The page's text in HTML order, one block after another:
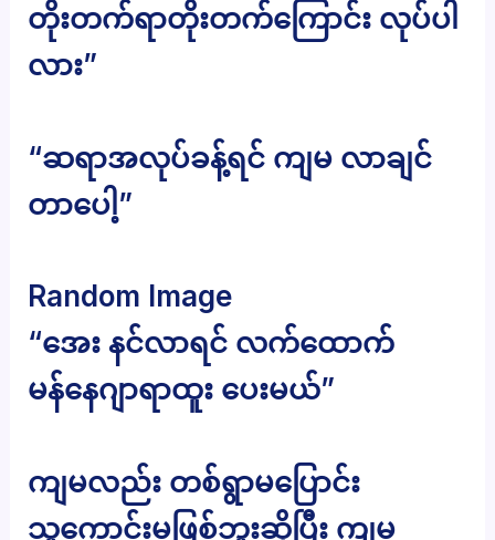
တိုးတက်ရာတိုးတက်ကြောင်း လုပ်ပါ
လား”
“ဆရာအလုပ်ခန့်ရင် ကျမ လာချင်
တာပေါ့”
Random Image
“အေး နင်လာရင် လက်ထောက်
မန်နေဂျာရာထူး ပေးမယ်”
ကျမလည်း တစ်ရွာမပြောင်း
သူကောင်းမဖြစ်ဘူးဆိုပြီး ကျမ